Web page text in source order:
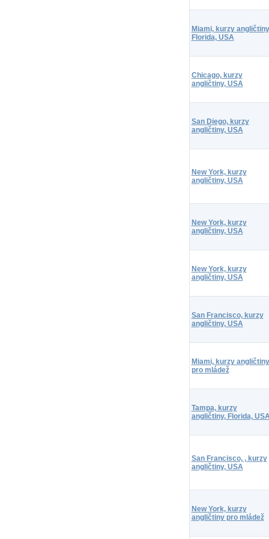
Miami, kurzy
Florida, USA
Chicago, kurzy
angličtiny, USA
San Diego, kurzy
angličtiny, USA
New York, kurzy
angličtiny, USA
New York, kurzy
angličtiny, USA
New York, kurzy
angličtiny, USA
San Francisco, kurzy
angličtiny, USA
Miami, kurzy angličtiny
pro mládež
Tampa, kurzy
angličtiny, Florida,
San Francisco, , kurzy
angličtiny, USA
New York, kurzy
angličtiny pro mládež